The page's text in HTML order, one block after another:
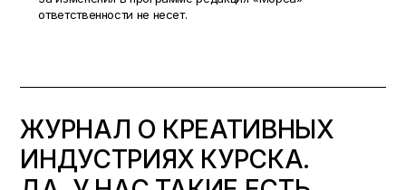
ответственности не несет.
ЖУРНАЛ О КРЕАТИВНЫХ
ИНДУСТРИЯХ КУРСКА.